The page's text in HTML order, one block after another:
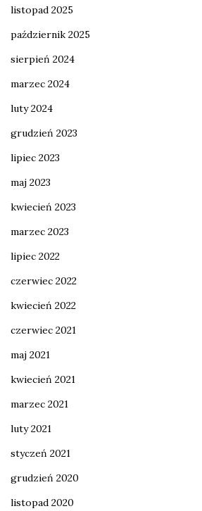
listopad 2025
październik 2025
sierpień 2024
marzec 2024
luty 2024
grudzień 2023
lipiec 2023
maj 2023
kwiecień 2023
marzec 2023
lipiec 2022
czerwiec 2022
kwiecień 2022
czerwiec 2021
maj 2021
kwiecień 2021
marzec 2021
luty 2021
styczeń 2021
grudzień 2020
listopad 2020